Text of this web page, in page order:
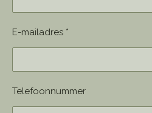
E-mailadres *
Telefoonnummer